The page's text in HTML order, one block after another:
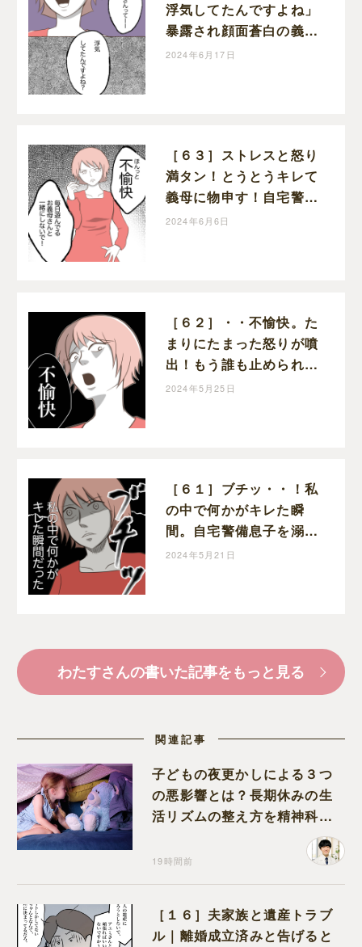
浮気してたんですよね」
暴露され顔面蒼白の義
母。自宅警備息子を溺愛
2024年6月17日
［６３］ストレスと怒り
満タン！とうとうキレて
義母に物申す！自宅警備
息子を溺愛する義母｜わ
2024年6月6日
［６２］・・不愉快。た
まりにたまった怒りが噴
出！もう誰も止められな
い！自宅警備息子を溺愛
2024年5月25日
［６１］ブチッ・・！私
の中で何かがキレた瞬
間。自宅警備息子を溺愛
する義母｜わたすの子育
2024年5月21日
わたすさんの書いた記事をもっと見る
関連記事
子どもの夜更かしによる３つ
の悪影響とは？長期休みの生
活リズムの整え方を精神科医
19時間前
［１６］夫家族と遺産トラブ
ル｜離婚成立済みと告げると